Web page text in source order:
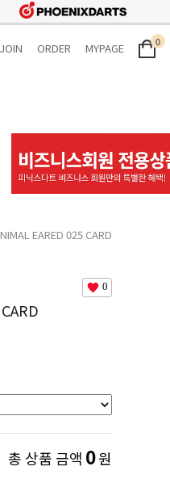
JOIN ORDER MYPAGE 0
EARED 025 CARD
0
총 상품 금액 0원